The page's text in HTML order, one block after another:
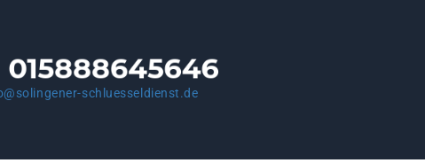
schluesseldienst.de